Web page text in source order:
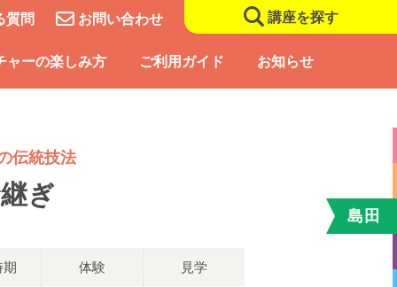
質問 お問い合わせ 講座を探す
ャーの楽しみ方 ご利用ガイド お知らせ
島田
伝統技法
ぎ
期 体験 見学